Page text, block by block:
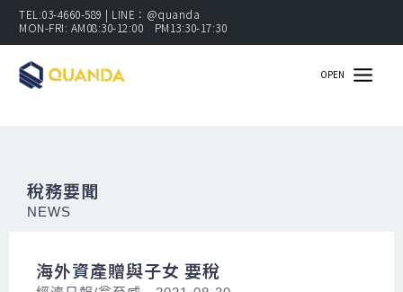
TEL:03-4660-589 | LINE：@quanda
MON-FRI: AM08:30-12:00 PM13:30-17:30
OPEN
稅務要聞
NEWS
海外資產贈與子女 要稅